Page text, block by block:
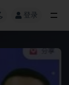
整合平台
登录